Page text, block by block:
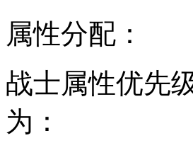
属性分配：
战士属性优先
为：